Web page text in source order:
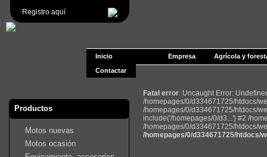
Registro aquí
Inicio Empresa
Agrícola y
Contactar
Productos
Motos nuevas
Motos ocasión
Fatal error: Uncaught Error:
/homepages/0/d334671725/htdocs/
/homepages/0/d334671725/htdocs/
include('/homepages/0/d3...') #2 /
/homepages/0/d334671725/htdocs/
/homepages/0/d334671725/htdocs/